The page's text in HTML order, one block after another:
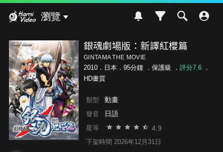
瀏覽
銀魂劇場版：新譯紅櫻篇
GINTAMA THE MOVIE
2010．日本．95分鐘 ． 保護級 ． 評分7.6．
HD畫質
類型 動畫
發音 日語
星等 4.9
下架時間 2026年12月31日